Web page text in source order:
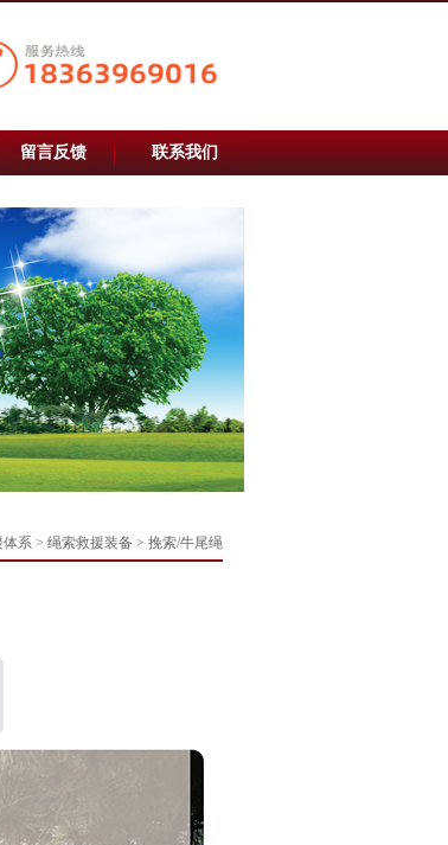
留言反馈 联系我们
系 > 绳索救援装备 > 挽索/牛尾绳